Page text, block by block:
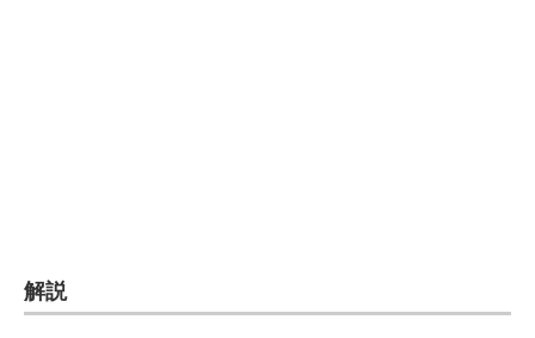
エネルギーの専門メディア
解説